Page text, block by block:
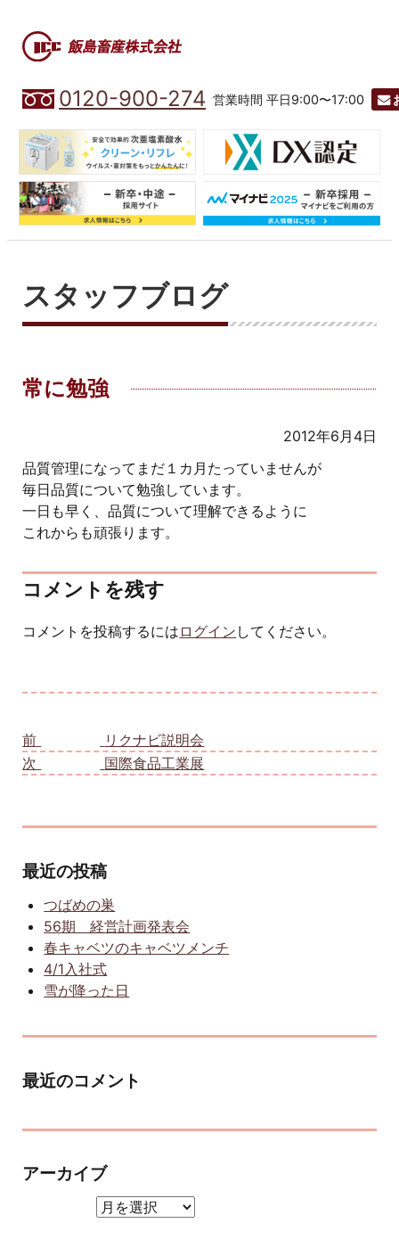
0120-900-274 営業時間 平日9:00〜17:00
スタッフブログ
常に勉強
2012年6月4日
品質管理になってまだ１カ月たっていませんが
毎日品質について勉強しています。
一日も早く、品質について理解できるように
これからも頑張ります。
コメントを残す
コメントを投稿するには ログイン してください。
前
リクナビ説明会
次
国際食品工業展
最近の投稿
つばめの巣
56期 経営計画発表会
春キャベツのキャベツメンチ
4/1入社式
雪が降った日
最近のコメント
アーカイブ